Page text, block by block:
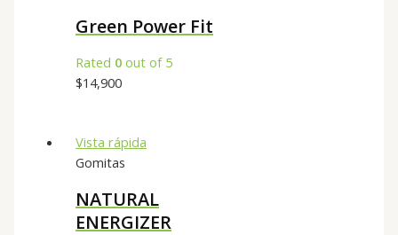
Green Power Fit
Rated 0 out of 5
$14,900
Vista rápida
Gomitas
NATURAL
ENERGIZER